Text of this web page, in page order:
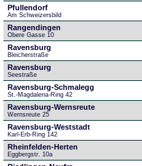
Pfullendorf
Am Schweizersbild
Rangendingen
Obere Gasse 10
Ravensburg
Bleicherstraße
Ravensburg
Seestraße
Ravensburg-Schmalegg
St.-Magdalena-Ring 42
Ravensburg-Wernsreute
Wernsreute 25
Ravensburg-Weststadt
Karl-Erb-Ring 142
Rheinfelden-Herten
Eggbergstr. 10a